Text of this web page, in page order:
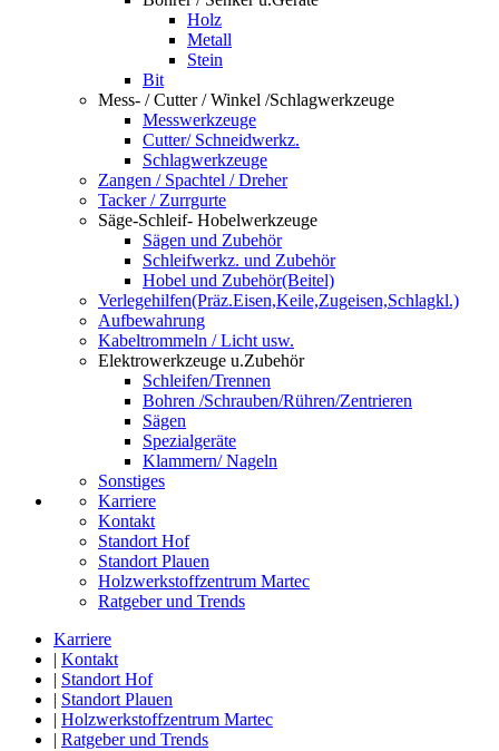
Holz
Metall
Stein
Bit
Mess- / Cutter / Winkel /Schlagwerkzeuge
Messwerkzeuge
Cutter/ Schneidwerkz.
Schlagwerkzeuge
Zangen / Spachtel / Dreher
Tacker / Zurrgurte
Säge-Schleif- Hobelwerkzeuge
Sägen und Zubehör
Schleifwerkz. und Zubehör
Hobel und Zubehör(Beitel)
Verlegehilfen(Präz.Eisen,Keile,Zugeisen,Schlagkl.)
Aufbewahrung
Kabeltrommeln / Licht usw.
Elektrowerkzeuge u.Zubehör
Schleifen/Trennen
Bohren /Schrauben/Rühren/Zentrieren
Sägen
Spezialgeräte
Klammern/ Nageln
Sonstiges
Karriere
Kontakt
Standort Hof
Standort Plauen
Holzwerkstoffzentrum Martec
Ratgeber und Trends
Karriere
| Kontakt
| Standort Hof
| Standort Plauen
| Holzwerkstoffzentrum Martec
| Ratgeber und Trends